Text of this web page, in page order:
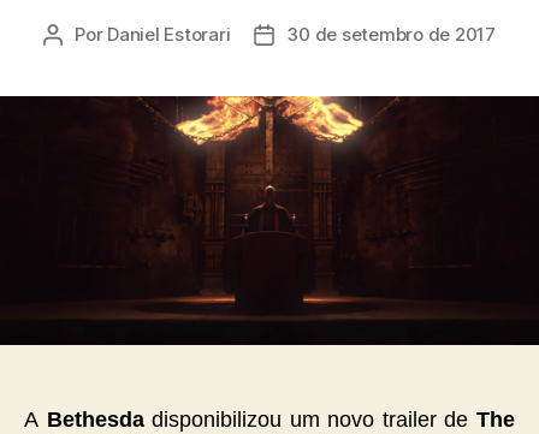
Autor
Por Daniel Estorari
Data30 de setembro de 2017
A Bethesdadisponibilizou um novo trailer deThe